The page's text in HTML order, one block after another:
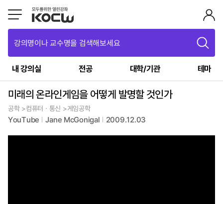
강의명이나 교수명을 검색해보세요
내 강의실 전공 대학/기관 테마
미래의 온라인게임을 어떻게 발명할 것인가
공학 >컴퓨터ㆍ통신 >게임공학
YouTube Jane McGonigal 2009.12.03